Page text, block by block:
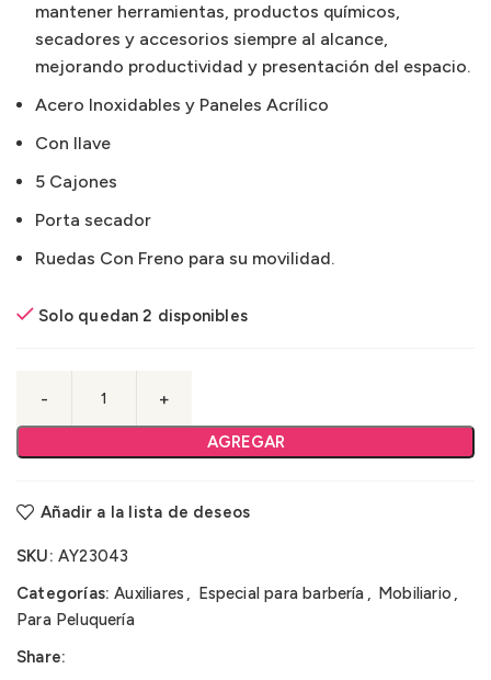
mantener herramientas, productos químicos,
secadores y accesorios siempre al alcance,
mejorando productividad y presentación del espacio.
Acero Inoxidables y Paneles Acrílico
Con llave
5 Cajones
Porta secador
Ruedas Con Freno para su movilidad.
Solo quedan 2 disponibles
AGREGAR
Añadir a la lista de deseos
SKU: AY23043
Categorías: Auxiliares , Especial para barbería , Mobiliario ,
Para Peluquería
Share: